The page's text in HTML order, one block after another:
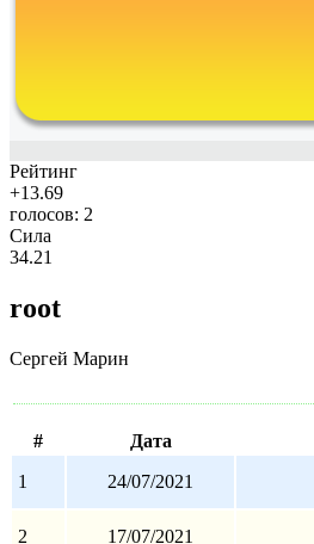
Рейтинг
+13.69
голосов: 2
Сила
34.21
root
Сергей Марин
#
Дата
1
24/07/2021
2 17/07/2021